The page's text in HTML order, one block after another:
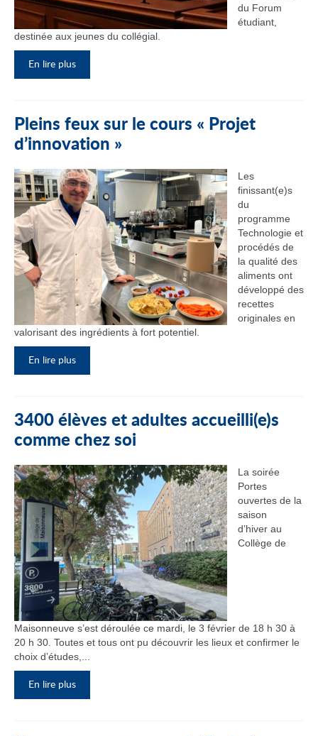
du Forum
étudiant,
destinée aux jeunes du collégial.
En lire plus
Pleins feux sur le cours « Projet
d’innovation »
Les
finissant(e)s
du
programme
Technologie et
procédés de
la qualité des
aliments ont
développé des
recettes
originales en
valorisant des ingrédients à fort potentiel.
En lire plus
3400 élèves et adultes accueilli(e)s
comme chez soi
La soirée
Portes
ouvertes de la
saison
d’hiver au
Collège de
Maisonneuve s’est déroulée ce mardi, le 3 février de 18 h 30 à
20 h 30. Toutes et tous ont pu découvrir les lieux et confirmer le
choix d’études,...
En lire plus